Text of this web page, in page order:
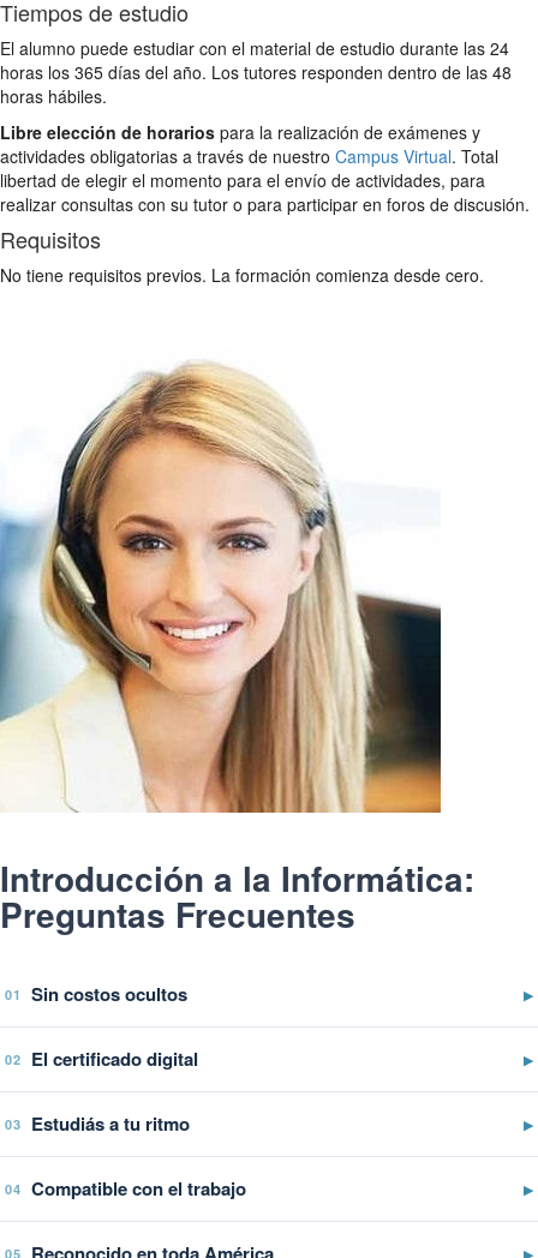
Tiempos de estudio
El alumno puede estudiar con el material de estudio durante las 24
horas los 365 días del año. Los tutores responden dentro de las 48
horas hábiles.
Libre elección de horarios para la realización de exámenes y
actividades obligatorias a través de nuestro Campus Virtual. Total
libertad de elegir el momento para el envío de actividades, para
realizar consultas con su tutor o para participar en foros de discusión.
Requisitos
No tiene requisitos previos. La formación comienza desde cero.
Introducción a la Informática:
Preguntas Frecuentes
01 Sin costos ocultos ▶
02 El certificado digital ▶
03 Estudiás a tu ritmo ▶
04 Compatible con el trabajo ▶
05 ▶